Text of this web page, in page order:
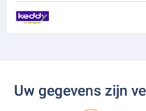
Uw gegevens zijn